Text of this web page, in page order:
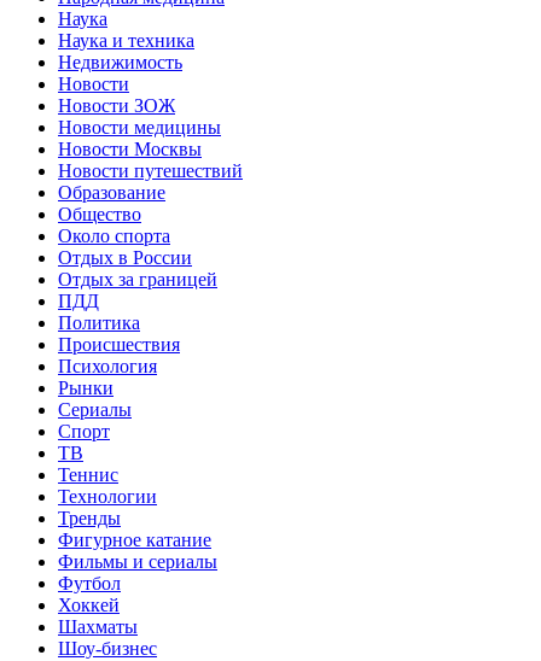
Наука
Наука и техника
Недвижимость
Новости
Новости ЗОЖ
Новости медицины
Новости Москвы
Новости путешествий
Образование
Общество
Около спорта
Отдых в России
Отдых за границей
ПДД
Политика
Происшествия
Психология
Рынки
Сериалы
Спорт
ТВ
Теннис
Технологии
Тренды
Фигурное катание
Фильмы и сериалы
Футбол
Хоккей
Шахматы
Шоу-бизнес